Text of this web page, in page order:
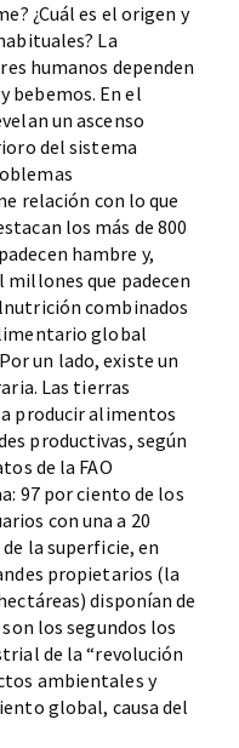
¿Cuál es el origen y
La
humanos dependen
bebemos. En el
un ascenso
del sistema
relación con lo que
los más de 800
hambre y,
que padecen
combinados
global
un lado, existe un
Las tierras
a producir alimentos
productivas, según
de la FAO
97 por ciento de los
con una a 20
la superficie, en
propietarios (la
disponían de
los segundos los
de la “revolución
ambientales y
global, causa del